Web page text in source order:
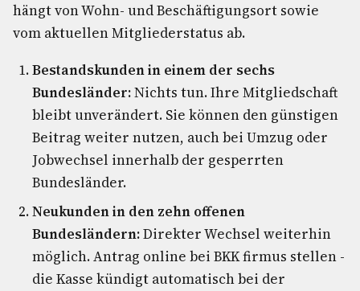
hängt von Wohn- und Beschäftigungsort sowie
vom aktuellen Mitgliederstatus ab.
Bestandskunden in einem der sechs
Bundesländer:Nichts tun. Ihre Mitgliedschaft
bleibt unverändert. Sie können den günstigen
Beitrag weiter nutzen, auch bei Umzug oder
Jobwechsel innerhalb der gesperrten
Bundesländer.
Neukunden in den zehn offenen
Bundesländern:Direkter Wechsel weiterhin
möglich. Antrag online bei BKK firmus stellen -
die Kasse kündigt automatisch bei der